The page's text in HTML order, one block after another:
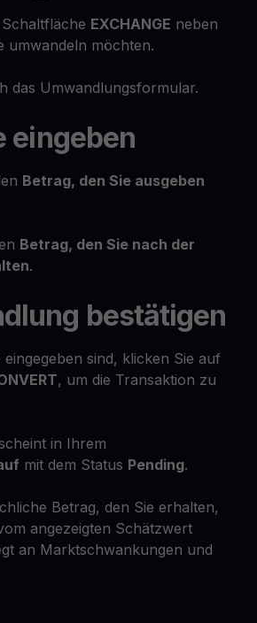
EXCHANGE neben
umwandeln möchten.
das Umwandlungsformular.
eingeben
Betrag, den Sie ausgeben
Betrag, den Sie nach der
.
bestätigen
eingegeben sind, klicken Sie auf
, um die Transaktion zu
in Ihrem
mit dem Status Pending.
Betrag, den Sie erhalten,
angezeigten Schätzwert
an Marktschwankungen und